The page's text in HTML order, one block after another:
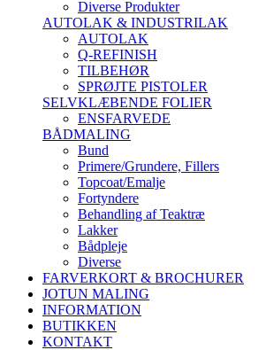
Diverse Produkter
AUTOLAK & INDUSTRILAK
AUTOLAK
Q-REFINISH
TILBEHØR
SPRØJTE PISTOLER
SELVKLÆBENDE FOLIER
ENSFARVEDE
BÅDMALING
Bund
Primere/Grundere, Fillers
Topcoat/Emalje
Fortyndere
Behandling af Teaktræ
Lakker
Bådpleje
Diverse
FARVERKORT & BROCHURER
JOTUN MALING
INFORMATION
BUTIKKEN
KONTAKT